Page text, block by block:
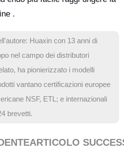
.
Huaxin con 13 anni di
nel campo dei distributori
ha pionierizzato i modelli
vantano certificazioni europee
NSF, ETL; e internazionali
brevetti.
ARTICOLO